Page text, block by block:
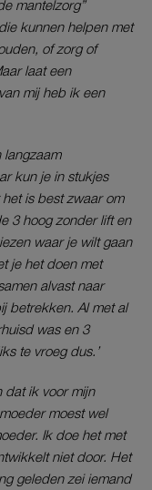
mantelzorg”
kunnen helpen met
of zorg of
laat een
mij heb ik een
langzaam
kun je in stukjes
is best zwaar om
3 hoog zonder lift en
waar je wilt gaan
je het doen met
alvast naar
betrekken. Al met al
was en 3
te vroeg dus.’
dat ik voor mijn
moest wel
Ik doe het met
niet door. Het
geleden zei iemand